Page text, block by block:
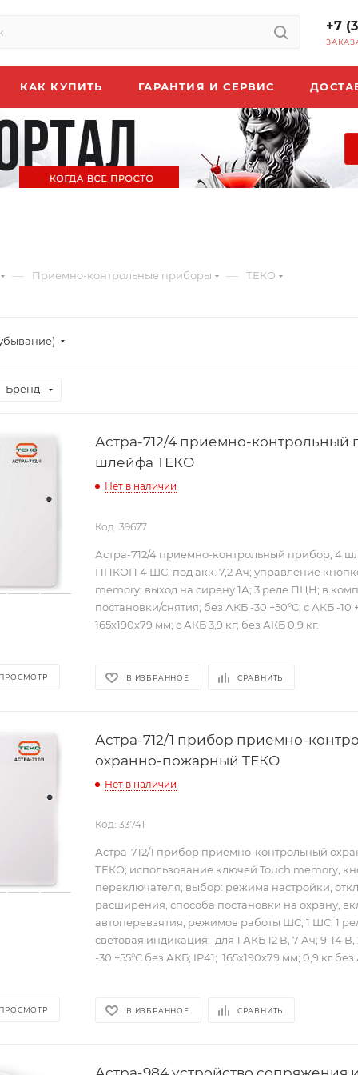
+7
КАК КУПИТЬ ГАРАНТИЯ И СЕРВИС
— Приемно-контрольные приборы — ТЕКО
Бренд
Астра-712/4 приемно-контрольный
шлейфа ТЕКО
Нет в наличии
Код: 39677
Астра-712/4 приемно-контрольный прибор, 4
ППКОП 4 ШС; под акк. 7,2 Ач; управление
memory; выход на сирену 1А; 3 реле ПЦН; в
постановки/снятия; без АКБ -30 +50°С; с АКБ -10
165х190х79 мм; с АКБ 3,9 кг; без АКБ 0,9 кг.
В ИЗБРАННОЕ СРАВНИТЬ
Астра-712/1 прибор приемно-
охранно-пожарный ТЕКО
Нет в наличии
Код: 33741
Астра-712/1 прибор приемно-контрольный
ТЕКО; использование ключей Touch memory,
переключателя; выбор: режима настройки,
расширения, способа постановки на охрану,
автоперевзятия, режимов работы ШС; 1 ШС; 1
световая индикация; для 1 АКБ 12 В, 7 Ач; 9-14
-30 +55°С без АКБ; IP41; 165х190х79 мм; 0,9 кг
В ИЗБРАННОЕ СРАВНИТЬ